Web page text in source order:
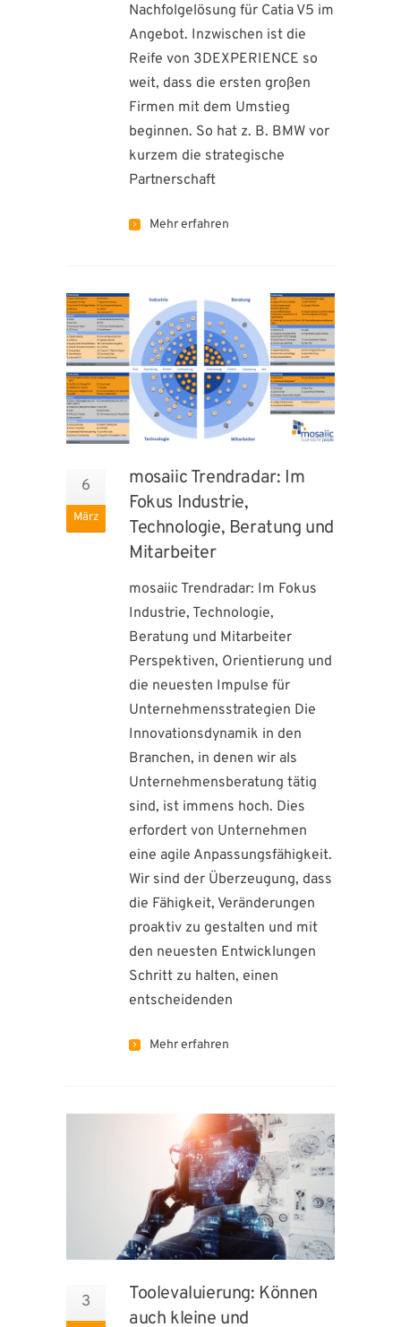
Nachfolgelösung für Catia V5 im
Angebot. Inzwischen ist die
Reife von 3DEXPERIENCE so
weit, dass die ersten großen
Firmen mit dem Umstieg
beginnen. So hat z. B. BMW vor
kurzem die strategische
Partnerschaft
Mehr erfahren
6
März
mosaiic Trendradar: Im
Fokus Industrie,
Technologie, Beratung und
Mitarbeiter
mosaiic Trendradar: Im Fokus
Industrie, Technologie,
Beratung und Mitarbeiter
Perspektiven, Orientierung und
die neuesten Impulse für
Unternehmensstrategien Die
Innovationsdynamik in den
Branchen, in denen wir als
Unternehmensberatung tätig
sind, ist immens hoch. Dies
erfordert von Unternehmen
eine agile Anpassungsfähigkeit.
Wir sind der Überzeugung, dass
die Fähigkeit, Veränderungen
proaktiv zu gestalten und mit
den neuesten Entwicklungen
Schritt zu halten, einen
entscheidenden
Mehr erfahren
3
Toolevaluierung: Können
auch kleine und